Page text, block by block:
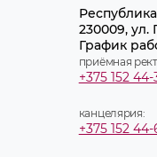
230009, ул.
График
приёмная
+375 152
канцелярия:
+375 152